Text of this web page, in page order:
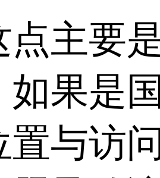
要是
如果是
置与访